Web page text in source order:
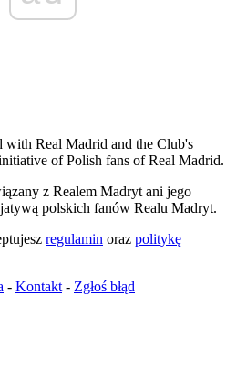
Real Madrid and the Club's
of Polish fans of Real Madrid.
z Realem Madryt ani jego
polskich fanów Realu Madryt.
regulamin oraz politykę
- Kontakt - Zgłoś błąd